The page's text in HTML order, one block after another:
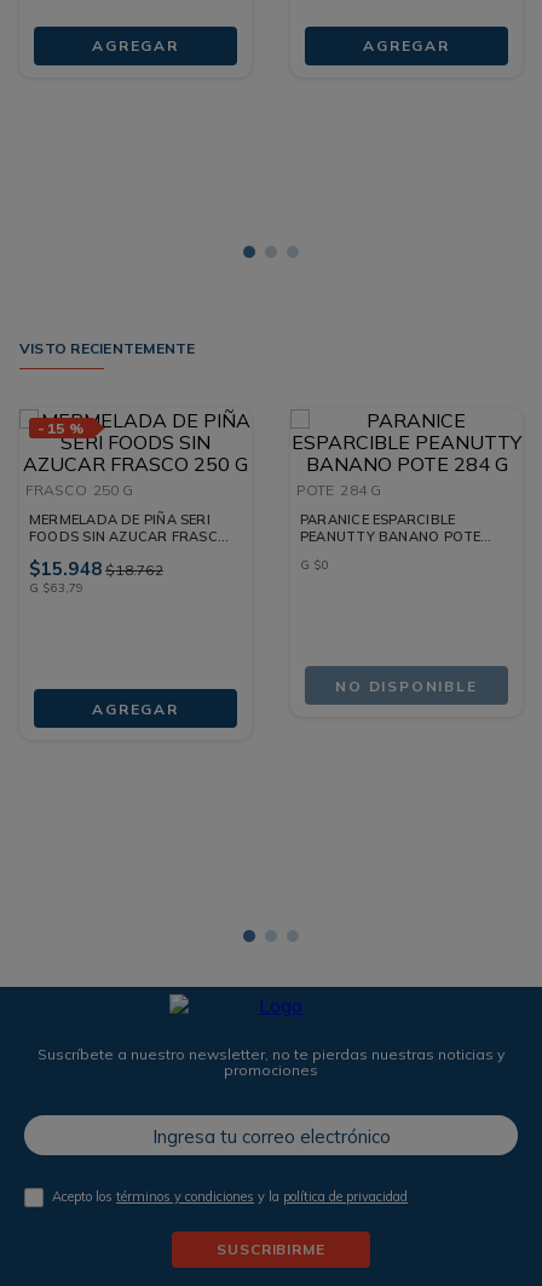
AGREGAR AGREGAR
VISTO RECIENTEMENTE
- 15 %
FRASCO 250 G
MERMELADA DE PIÑA SERI
FOODS SIN AZUCAR FRASCO
$15.948 $18.762
G $63,79
AGREGAR
POTE 284 G
PARANICE ESPARCIBLE
PEANUTTY BANANO POTE
G $0
NO DISPONIBLE
Suscríbete a nuestro newsletter, no te pierdas nuestras noticias y
promociones
Acepto lostérminos y condiciones y la política de privacidad
SUSCRIBIRME